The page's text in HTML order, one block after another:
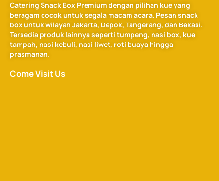
Catering Snack Box Premium dengan pilihan kue yang
beragam cocok untuk segala macam acara. Pesan snack
box untuk wilayah Jakarta, Depok, Tangerang, dan Bekasi.
Tersedia produk lainnya seperti tumpeng, nasi box, kue
tampah, nasi kebuli, nasi liwet, roti buaya hingga
prasmanan.
Come Visit Us